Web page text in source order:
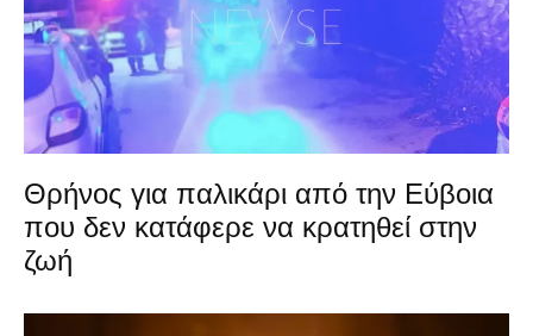
Θρήνος για παλικάρι από την Εύβοια
που δεν κατάφερε να κρατηθεί στην
ζωή